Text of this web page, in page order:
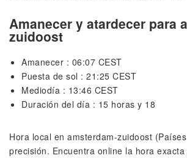
Amanecer y atardecer para
zuidoost
Amanecer : 06:07 CEST
Puesta de sol : 21:25 CEST
Mediodía : 13:46 CEST
Duración del día : 15 horas y 18
Hora local en amsterdam-zuidoost
precisión. Encuentra online la hora